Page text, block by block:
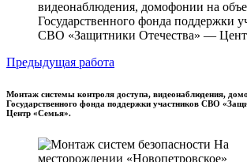
Предыдущая работа
Монтаж системы контроля доступа, видеонаблюдения,
Государственного фонда поддержки участников СВО
Центр «Семья».